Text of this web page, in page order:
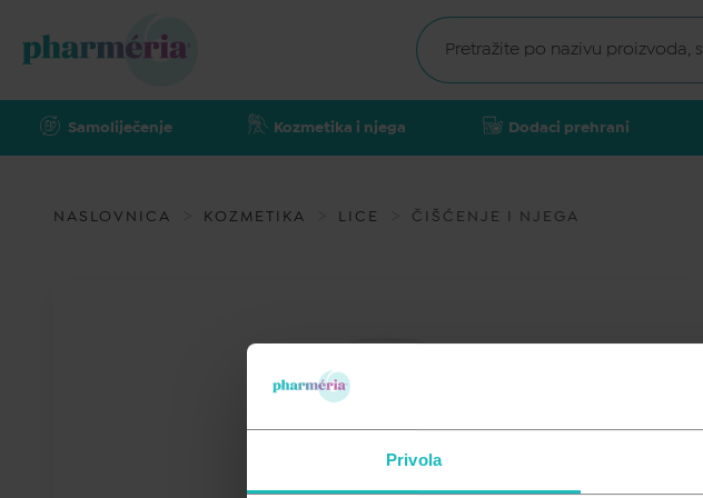
Privola
Samoliječenje Kozmetika i njega Dodaci prehrani
NASLOVNICA KOZMETIKA LICE ČIŠĆENJE I NJEGA